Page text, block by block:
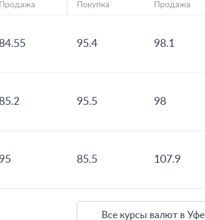
Продажа Покупка Продажа
84.55 95.4 98.1
85.2 95.5 98
95 85.5 107.9
Все курсы валют в Уфе